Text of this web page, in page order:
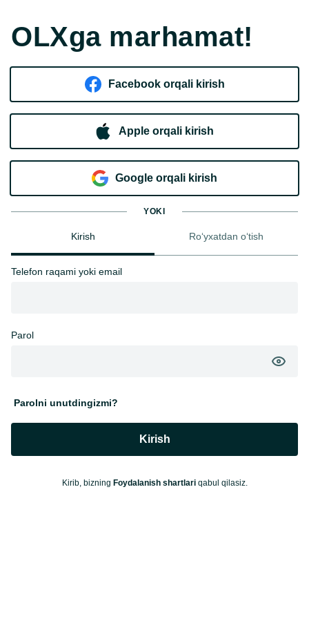
OLXga marhamat!
Facebook orqali kirish​
Apple orqali kirish
Goo​g​le orqali kirish
YOKI
Kirish Ro‘yxatdan o‘tish
Telefon raqami yoki email
Parol
Parolni unutdingizmi?
Kirish
Kirib, bizning Foydalanish shartlariqabul qilasiz.